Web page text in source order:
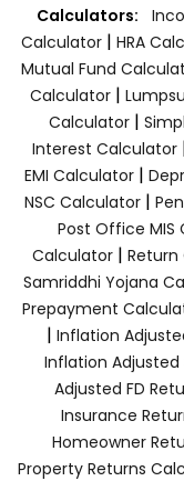
Calculators:
Calculator | HRA
Mutual Fund
Calculator |
Calculator|
Interest Calculator
EMI Calculator|
NSC Calculator|
Post Office MIS
Calculator|
Samriddhi Yojana
Prepayment
| Inflation
Inflation
Adjusted FD
Insurance
Homeowner
Property Returns